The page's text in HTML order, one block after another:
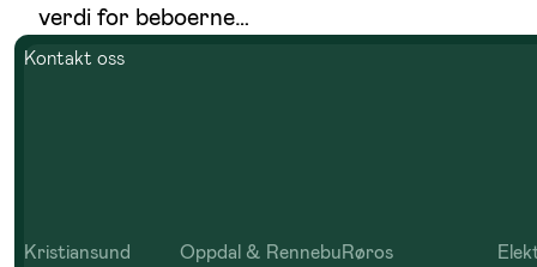
verdi for beboerne…
Kontakt oss
Kristiansund Oppdal & RennebuRøros